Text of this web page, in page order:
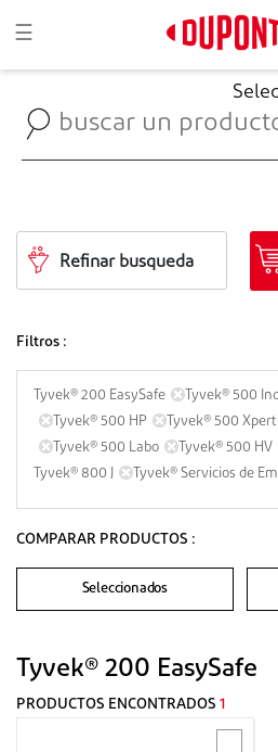
Toggle navigation
☰
Refinar busqueda
Filtros :
Tyvek® 200 EasySafe Tyvek® 500
Tyvek® 500 HP
Tyvek® 500 Xpert
Tyvek® 500 Labo
Tyvek® 500 HV
Tyvek® 800 J
Tyvek® Servicios de
COMPARAR PRODUCTOS :
Seleccionados
Tyvek® 200 EasySafe
PRODUCTOS ENCONTRADOS 1